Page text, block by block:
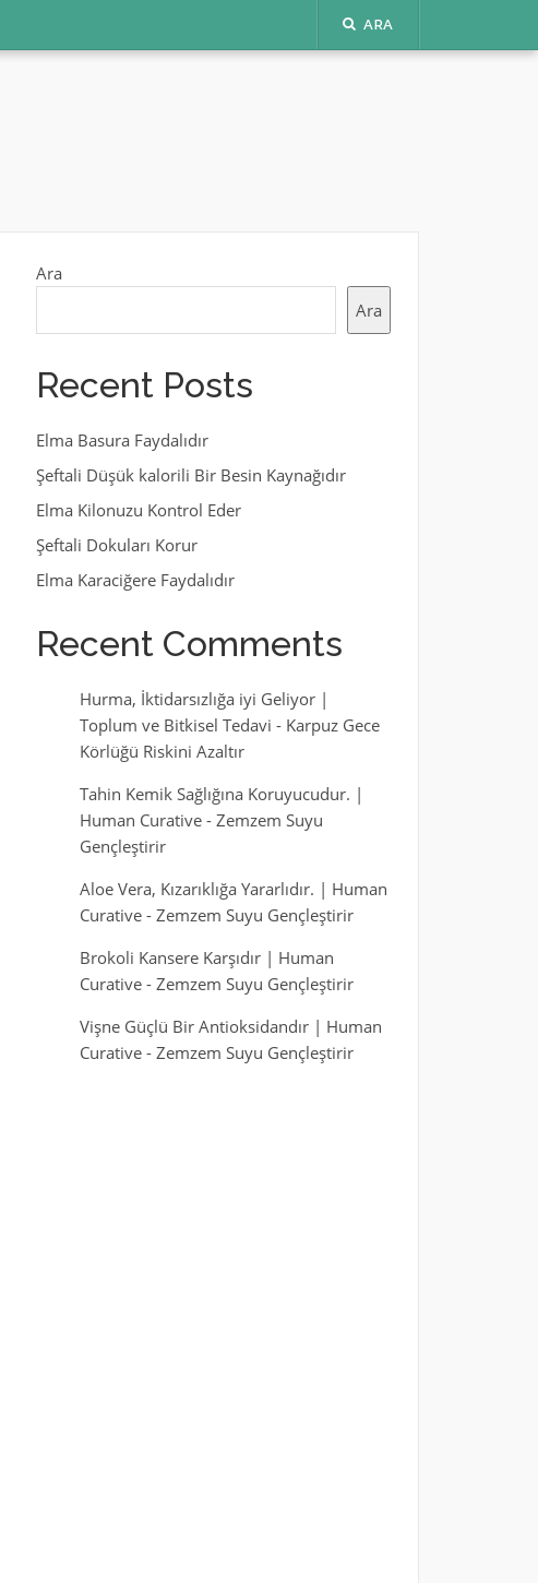
ARA
Ara
Ara
Recent Posts
Elma Basura Faydalıdır
Şeftali Düşük kalorili Bir Besin Kaynağıdır
Elma Kilonuzu Kontrol Eder
Şeftali Dokuları Korur
Elma Karaciğere Faydalıdır
Recent Comments
Hurma, İktidarsızlığa iyi Geliyor |
Toplum ve Bitkisel Tedavi - Karpuz Gece
Körlüğü Riskini Azaltır
Tahin Kemik Sağlığına Koruyucudur. |
Human Curative- Zemzem Suyu
Gençleştirir
Aloe Vera, Kızarıklığa Yararlıdır. | Human
Curative- Zemzem Suyu Gençleştirir
Brokoli Kansere Karşıdır | Human
Curative- Zemzem Suyu Gençleştirir
Vişne Güçlü Bir Antioksidandır | Human
Curative- Zemzem Suyu Gençleştirir